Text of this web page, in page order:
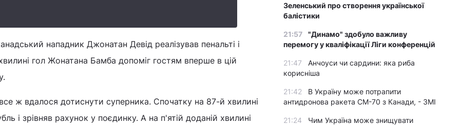
нападник Джонатан Девід реалізував пенальті і
гол Жонатана Бамба допоміг гостям вперше в цій
ж вдалося дотиснути суперника. Спочатку на 87-й хвилині
і зрівняв рахунок у поєдинку. А на п'ятій доданій хвилині
Зеленський про створення української
балістики
21:57
"Динамо" здобуло важливу
перемогу у кваліфікації Ліги конференцій
21:47
Анчоуси чи сардини: яка риба
корисніша
21:42
В Україну може потрапити
антидронова ракета CM-70 з Канади, - ЗМІ
21:24
Чим Україна може знищувати